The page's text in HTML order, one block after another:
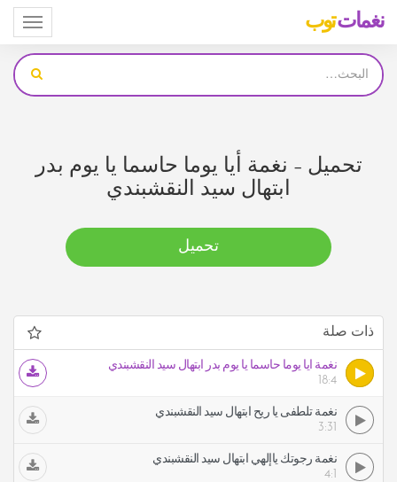
Toggle
نغماتتوب
تحميل – نغمة أيا يوما حاسما يا يوم بدر
ابتهال سيد النقشبندي
تحميل
ذات صلة
نغمة أيا يوما حاسما يا يوم بدر ابتهال سيد النقشبندي
18:4
نغمة تلطفى يا ريح ابتهال سيد النقشبندي
3:31
نغمة رجوتك ياإلهي ابتهال سيد النقشبندي
4:1